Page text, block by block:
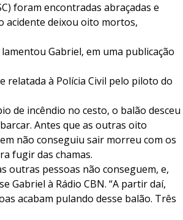
foram encontradas abraçadas e
acidente deixou oito mortos,
Gabriel, em uma publicação
relatada à Polícia Civil pelo piloto do
de incêndio no cesto, o balão desceu
Antes que as outras oito
não conseguiu sair morreu com os
fugir das chamas.
outras pessoas não conseguem, e,
Gabriel à Rádio CBN. “A partir daí,
acabam pulando desse balão. Três